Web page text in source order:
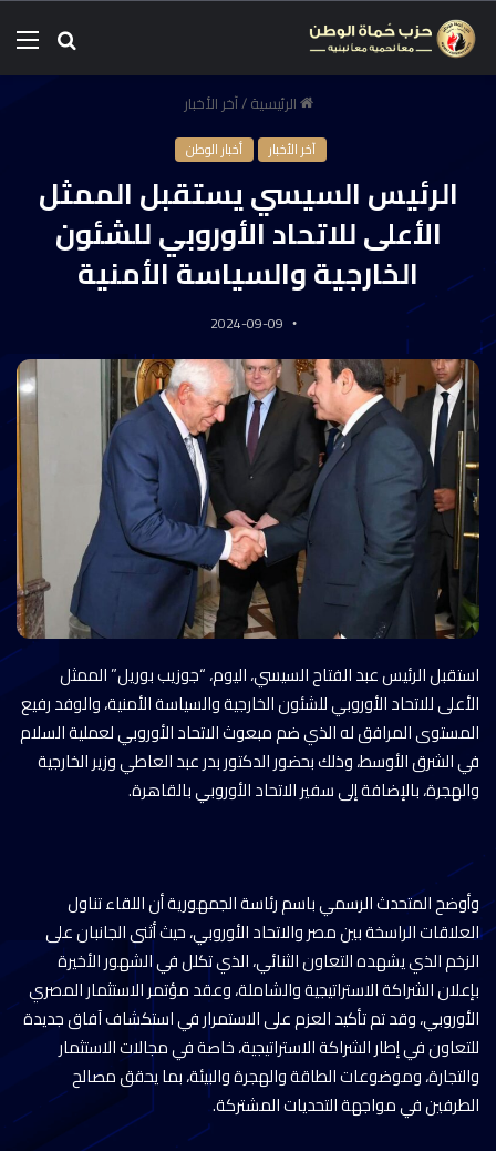
الرئيسية/آخر الأخبار
آخر الأخبار أخبار الوطن
الرئيس السيسي يستقبل الممثل
الأعلى للاتحاد الأوروبي للشئون
الخارجية والسياسة الأمنية
2024-09-09
استقبل الرئيس عبد الفتاح السيسي، اليوم، “جوزيب بوريل” الممثل
الأعلى للاتحاد الأوروبي للشئون الخارجية والسياسة الأمنية، والوفد رفيع
المستوى المرافق له الذي ضم مبعوث الاتحاد الأوروبي لعملية السلام
في الشرق الأوسط، وذلك بحضور الدكتور بدر عبد العاطي وزير الخارجية
والهجرة، بالإضافة إلى سفير الاتحاد الأوروبي بالقاهرة.
وأوضح المتحدث الرسمي باسم رئاسة الجمهورية أن اللقاء تناول
العلاقات الراسخة بين مصر والاتحاد الأوروبي، حيث أثنى الجانبان على
الزخم الذي يشهده التعاون الثنائي، الذي تكلل في الشهور الأخيرة
بإعلان الشراكة الاستراتيجية والشاملة، وعقد مؤتمر الاستثمار المصري
الأوروبي، وقد تم تأكيد العزم على الاستمرار في استكشاف آفاق جديدة
للتعاون في إطار الشراكة الاستراتيجية، خاصة في مجالات الاستثمار
والتجارة، وموضوعات الطاقة والهجرة والبيئة، بما يحقق مصالح
الطرفين في مواجهة التحديات المشتركة.